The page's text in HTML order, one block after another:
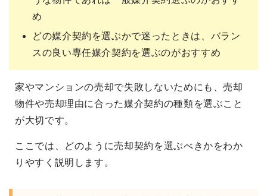
め
どの媒介契約を選ぶかで迷ったときは、バラン
スの良い専任媒介契約を選ぶのがおすすめ
家やマンションの売却で失敗しないためにも、売却
物件や売却理由に合った媒介契約の種類を選ぶこと
が大切です。
ここでは、どのように売却契約を選ぶべきかをわか
りやすく説明します。